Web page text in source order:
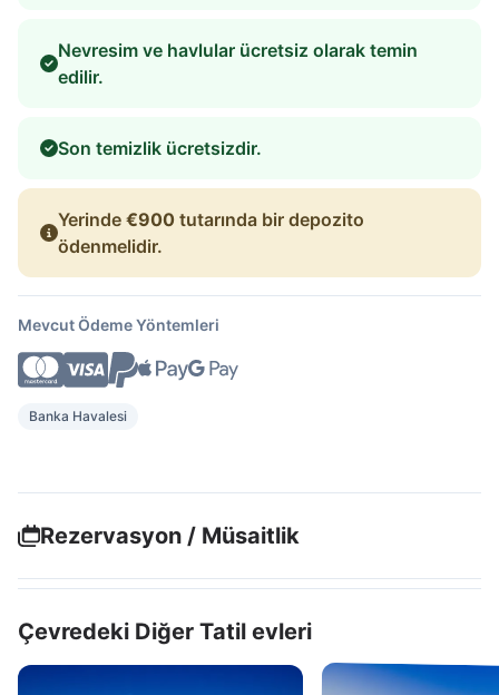
Nevresim ve havlular ücretsiz olarak temin
edilir.
Son temizlik ücretsizdir.
Yerinde €900 tutarında bir depozito
ödenmelidir.
Mevcut Ödeme Yöntemleri
Banka Havalesi
Rezervasyon / Müsaitlik
Çevredeki Diğer Tatil evleri